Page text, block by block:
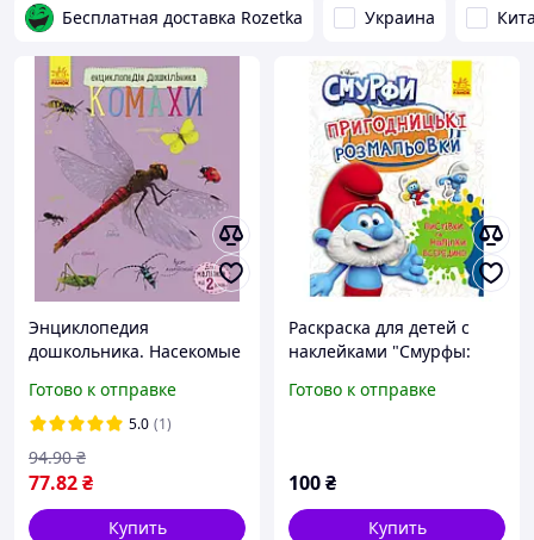
Бесплатная доставка Rozetka Украина
Энциклопедия
дошкольника. Насекомые
32 с.
Готово к отправке
5.0 (1)
77.82₴
94.90 ₴
Купить
Раскраска для детей с
наклейками "Смурфы:
Готово к отправке
100₴
Купить